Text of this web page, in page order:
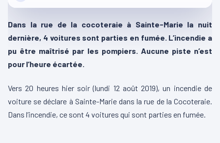
Dans la rue de la cocoteraie à Sainte-Marie la nuit
dernière, 4 voitures sont parties en fumée. L’incendie a
pu être maîtrisé par les pompiers. Aucune piste n’est
pour l’heure écartée.
Vers 20 heures hier soir (lundi 12 août 2019), un incendie de
voiture se déclare à Sainte-Marie dans la rue de la Cocoteraie.
Dans l’incendie, ce sont 4 voitures qui sont parties en fumée.